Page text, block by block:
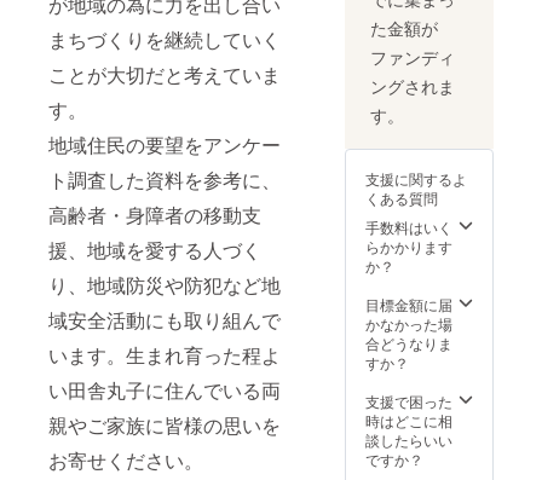
まちづくりを継続していく
ことが大切だと考えていま
す。
地域住民の要望をアンケー
ト調査した資料を参考に、
高齢者・身障者の移動支
援、地域を愛する人づく
り、地域防災や防犯など地
域安全活動にも取り組んで
います。生まれ育った程よ
い田舎丸子に住んでいる両
親やご家族に皆様の思いを
お寄せください。
た金額が
ファンディ
ングされま
す。
支援に関するよ
くある質問
手数料はいく
らかかります
か？
目標金額に届
かなかった場
合どうなりま
すか？
支援で困った
時はどこに相
談したらいい
ですか？